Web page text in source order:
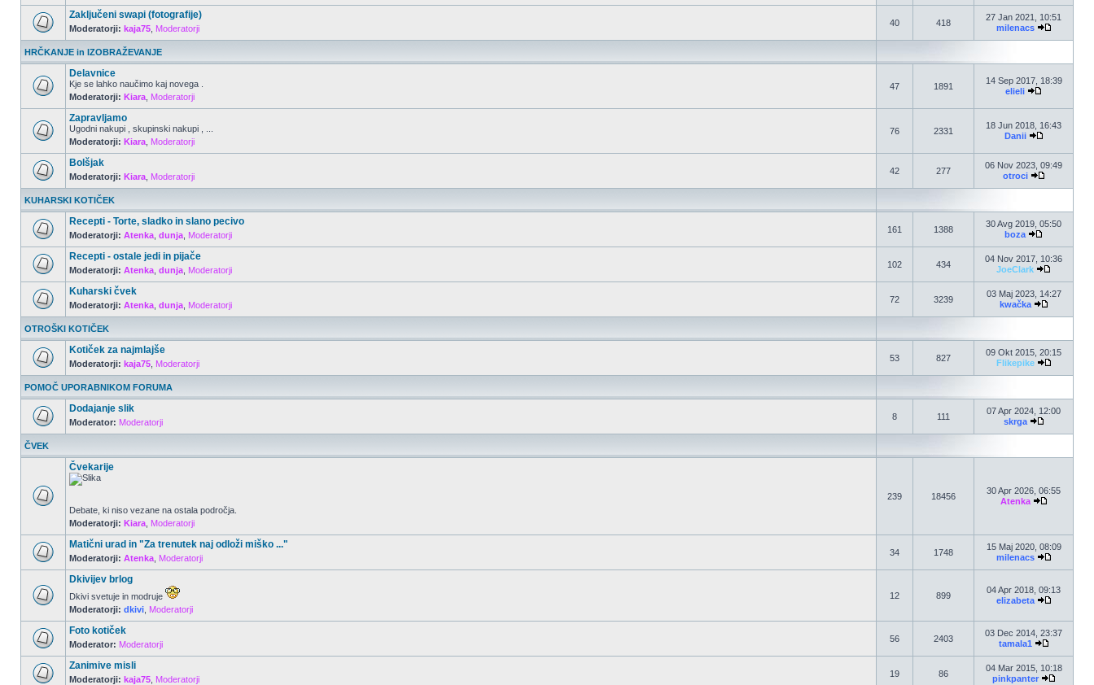
Zaključeni swapi (fotografije)
Moderatorji: kaja75 Moderatorji
40 418
27 Jan 2021, 10:51
milenacs
HRČKANJE in IZOBRAŽEVANJE
Delavnice
Kje se lahko naučimo kaj novega .
Moderatorji: Kiara Moderatorji
47 1891
14 Sep 2017, 18:39
elieli
Zapravljamo
Ugodni nakupi , skupinski nakupi , ...
Moderatorji: Kiara Moderatorji
76 2331
18 Jun 2018, 16:43
Danii
Bolšjak
Moderatorji: Kiara Moderatorji
42 277
06 Nov 2023, 09:49
otroci
KUHARSKI KOTIČEK
Recepti - Torte, sladko in slano pecivo
Moderatorji: Atenka dunja Moderatorji
161 1388
30 Avg 2019, 05:50
boza
Recepti - ostale jedi in pijače
Moderatorji: Atenka dunja Moderatorji
102 434
04 Nov 2017, 10:36
JoeClark
Kuharski čvek
Moderatorji: Atenka dunja Moderatorji
72 3239
03 Maj 2023, 14:27
kwačka
OTROŠKI KOTIČEK
Kotiček za najmlajše
Moderatorji: kaja75 Moderatorji
53 827
09 Okt 2015, 20:15
Flikepike
POMOČ UPORABNIKOM FORUMA
Dodajanje slik
Moderator: Moderatorji
8 111
07 Apr 2024, 12:00
skrga
ČVEK
Čvekarije
Debate, ki niso vezane na ostala področja.
Moderatorji: Kiara Moderatorji
239 18456
30 Apr 2026, 06:55
Atenka
Matični urad in "Za trenutek naj odloži miško ..."
Moderatorji: Atenka Moderatorji
34 1748
15 Maj 2020, 08:09
milenacs
Dkivijev brlog
Dkivi svetuje in modruje
Moderatorji: dkivi Moderatorji
12 899
04 Apr 2018, 09:13
elizabeta
Foto kotiček
Moderator: Moderatorji
56 2403
03 Dec 2014, 23:37
tamala1
Zanimive misli
Moderatorji: kaja75 Moderatorji
19 86
04 Mar 2015, 10:18
pinkpanter